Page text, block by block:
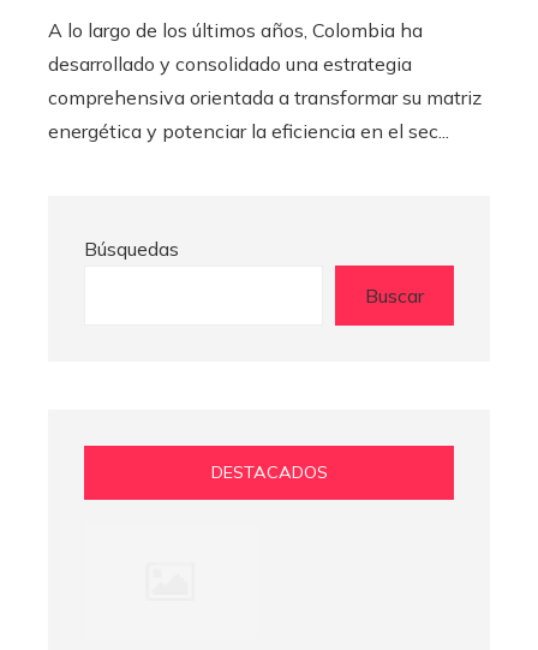
A lo largo de los últimos años, Colombia ha
desarrollado y consolidado una estrategia
comprehensiva orientada a transformar su matriz
energética y potenciar la eficiencia en el sec...
Búsquedas
Buscar
DESTACADOS